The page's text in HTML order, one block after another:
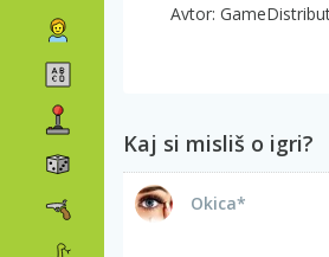
Avtor:
Kaj si misliš o igri?
Okica*